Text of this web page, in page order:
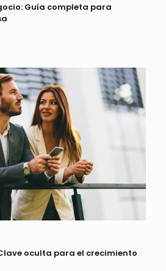
Guía completa para
oculta para el crecimiento